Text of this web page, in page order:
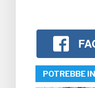
POTREBBE